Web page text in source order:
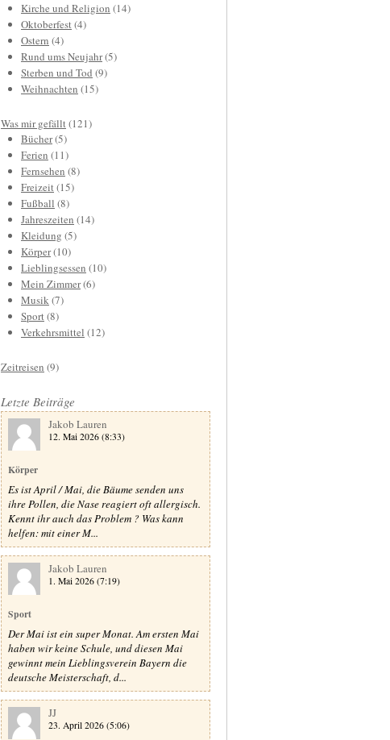
Kirche und Religion (14)
Oktoberfest(4)
Ostern (4)
Rund ums Neujahr(5)
Sterben und Tod (9)
Weihnachten (15)
Was mir gefällt(121)
Bücher(5)
Ferien (11)
Fernsehen (8)
Freizeit(15)
Fußball (8)
Jahreszeiten (14)
Kleidung (5)
Körper(10)
Lieblingsessen (10)
Mein Zimmer(6)
Musik(7)
Sport(8)
Verkehrsmittel (12)
Zeitreisen (9)
Letzte Beiträge
Jakob Lauren
12. Mai 2026 (8:33)
Körper
Es ist April / Mai, die Bäume senden uns
ihre Pollen, die Nase reagiert oft allergisch.
Kennt ihr auch das Problem ? Was kann
helfen: mit einer M...
Jakob Lauren
1. Mai 2026 (7:19)
Sport
Der Mai ist ein super Monat. Am ersten Mai
haben wir keine Schule, und diesen Mai
gewinnt mein Lieblingsverein Bayern die
deutsche Meisterschaft, d...
JJ
23. April 2026 (5:06)